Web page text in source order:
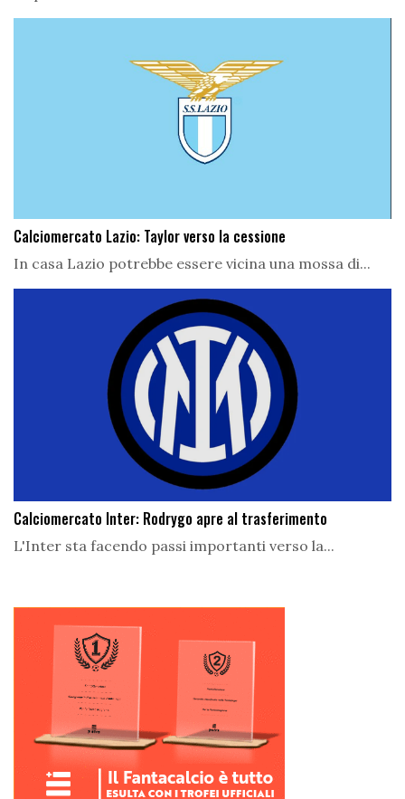
Calciomercato Lazio: Taylor verso la cessione
In casa Lazio potrebbe essere vicina una mossa di...
Calciomercato Inter: Rodrygo apre al trasferimento
L'Inter sta facendo passi importanti verso la...